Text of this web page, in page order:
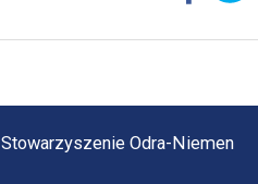
Stowarzyszenie Odra-Niemen